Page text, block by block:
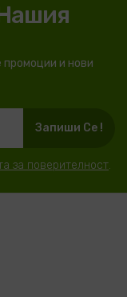
и нови
Запиши Се !
за поверителност.